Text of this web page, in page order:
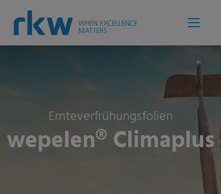
Ernteverfrühungsfolien
wepelen® Climaplus